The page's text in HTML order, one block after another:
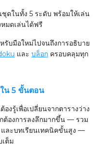
ดในทั้ง 5 ระดับ พร้อมให้เล่น
มดเล่นได้ฟรี
บมือใหม่ไปจนถึงการอธิบาย
และ บล็อก ครอบคลุมทุก
ใน 5 ขั้นตอน
งรู้เพื่อเปลี่ยนจากตารางว่าง
ต้องการลงลึกมากขึ้น — รวม
ละบทเรียนเทคนิคขั้นสูง —
ต็ม